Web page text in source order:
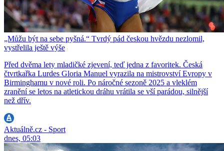
„Můžu být na sebe pyšná.“ Tvrdý pád českou hvězdu nezlomil,
vystřelila ještě výše
Před dvěma lety mladičké zjevení, teď jedna z favoritek. Česká
čtvrtkařka Lurdes Gloria Manuel vyrazila na mistrovství Evropy v
Birminghamu v nové roli. Po náročné sezoně 2025 a vleklém
zranění se letos na atletickou dráhu vrátila se vší parádou, silnější
než dřív.
Aktuálně.cz - Sport
dnes, 05:03